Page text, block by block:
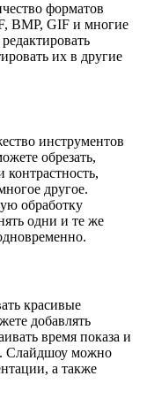
форматов
BMP, GIF и многие
их в другие
инструментов
обрезать,
контрастность,
другое.
обработку
одни и те же
красивые
добавлять
время показа и
Слайдшоу можно
а также